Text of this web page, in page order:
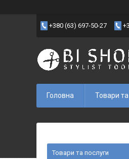
+380 (63) 697-50-27
Головна Товари
Товари та послуги